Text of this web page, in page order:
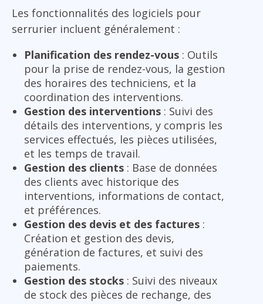
Les fonctionnalités des logiciels pour
serrurier incluent généralement :
Planification des rendez-vous : Outils
pour la prise de rendez-vous, la gestion
des horaires des techniciens, et la
coordination des interventions.
Gestion des interventions : Suivi des
détails des interventions, y compris les
services effectués, les pièces utilisées,
et les temps de travail.
Gestion des clients : Base de données
des clients avec historique des
interventions, informations de contact,
et préférences.
Gestion des devis et des factures :
Création et gestion des devis,
génération de factures, et suivi des
paiements.
Gestion des stocks : Suivi des niveaux
de stock des pièces de rechange, des